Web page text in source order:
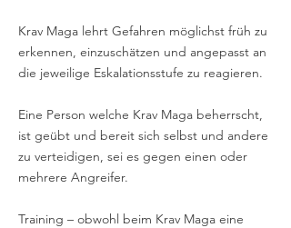
Krav Maga lehrt Gefahren möglichst früh zu
erkennen, einzuschätzen und angepasst an
die jeweilige Eskalationsstufe zu reagieren.
Eine Person welche Krav Maga beherrscht,
ist geübt und bereit sich selbst und andere
zu verteidigen, sei es gegen einen oder
mehrere Angreifer.
Training – obwohl beim Krav Maga eine